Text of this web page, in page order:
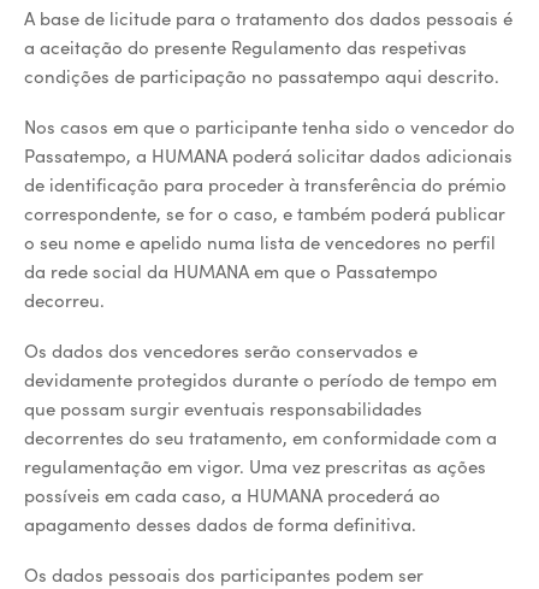
A base de licitude para o tratamento dos dados pessoais é
a aceitação do presente Regulamento das respetivas
condições de participação no passatempo aqui descrito.
Nos casos em que o participante tenha sido o vencedor do
Passatempo, a HUMANA poderá solicitar dados adicionais
de identificação para proceder à transferência do prémio
correspondente, se for o caso, e também poderá publicar
o seu nome e apelido numa lista de vencedores no perfil
da rede social da HUMANA em que o Passatempo
decorreu.
Os dados dos vencedores serão conservados e
devidamente protegidos durante o período de tempo em
que possam surgir eventuais responsabilidades
decorrentes do seu tratamento, em conformidade com a
regulamentação em vigor. Uma vez prescritas as ações
possíveis em cada caso, a HUMANA procederá ao
apagamento desses dados de forma definitiva.
Os dados pessoais dos participantes podem ser